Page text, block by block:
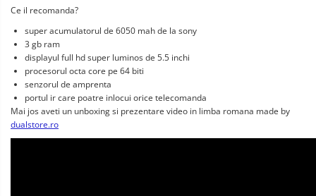
Ce il recomanda?
super acumulatorul de 6050 mah de la sony
3 gb ram
displayul full hd super luminos de 5.5 inchi
procesorul octa core pe 64 biti
senzorul de amprenta
portul ir care poatre inlocui orice telecomanda
Mai jos aveti un unboxing si prezentare video in limba romana made by
dualstore.ro